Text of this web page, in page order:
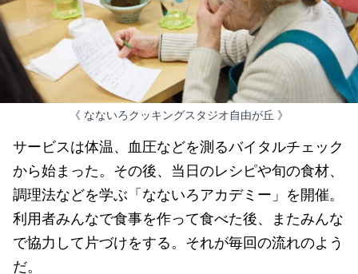
《 なないろクッキングスタジオ自由が丘 》
サービスは体温、血圧などを測るバイタルチェック
から始まった。その後、当日のレシピや旬の食材、
調理法などを学ぶ「なないろアカデミー」を開催。
利用者みんなで食事を作って食べた後、またみんな
で協力して片づけをする。それが毎回の流れのよう
だ。